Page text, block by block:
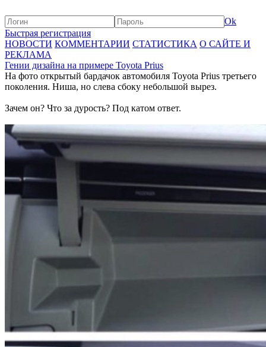
Ok
Быстрая регистрация
НОВОСТИ КОММЕНТАРИИ СТАТИСТИКА О САЙТЕ И
РЕКЛАМА
Гении дизайна на примере Toyota Prius
На фото открытый бардачок автомобиля Toyota Prius третьего
поколения. Ниша, но слева сбоку небольшой вырез.
Зачем он? Что за дурость? Под катом ответ.